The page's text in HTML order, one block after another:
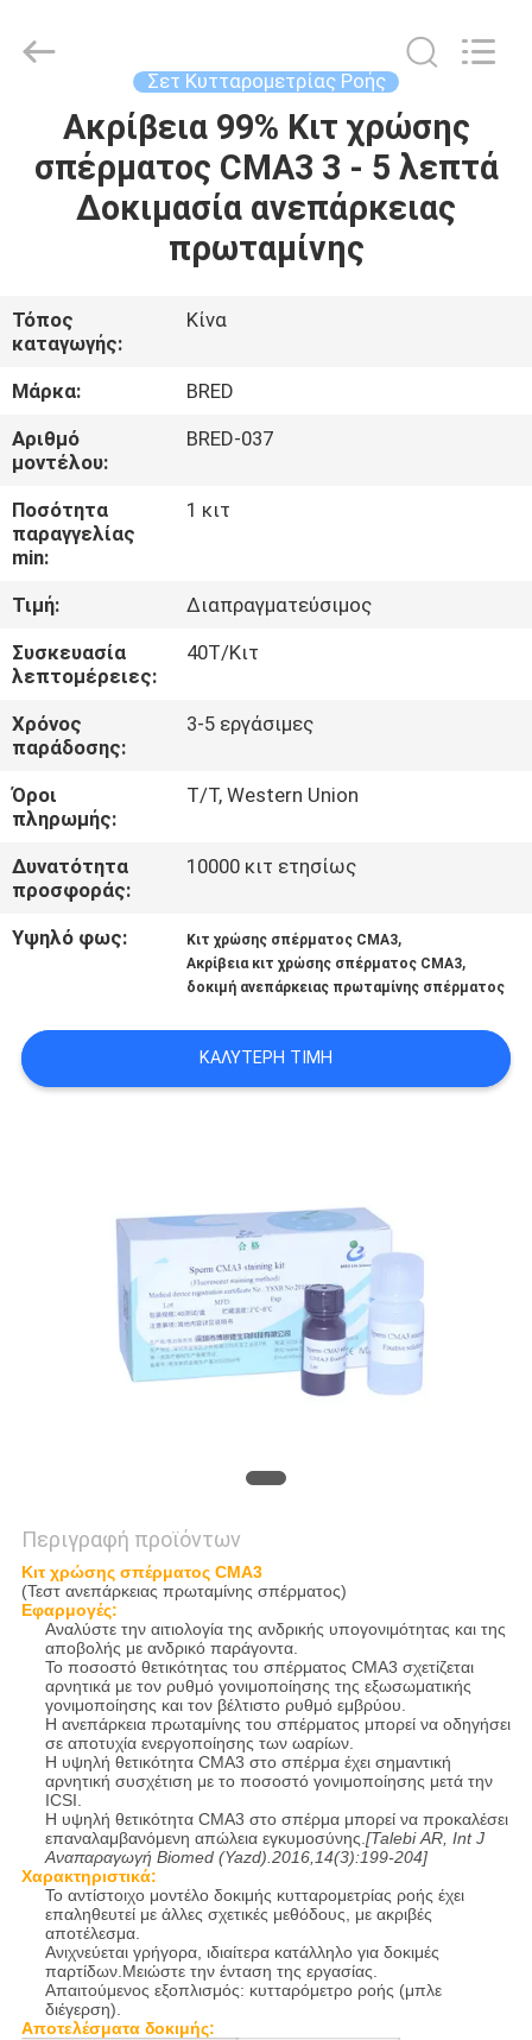
ΣΠΊΤΙ
ΠΡΟΪΌΝΤΑ
ΠΕΡΊΠΟΥ
ΕΜΕΊΣ
ΓΎΡΟΣ
ΕΡΓΟΣΤΑΣΊΩΝ
ΠΟΙΟΤΙΚΌΣ
ΈΛΕΓΧΟΣ
ΕΛΆΤΕ
ΣΕ
ΕΠΑΦΉ
ΜΕ
ΕΙΔΉΣΕΙΣ
ΖΗΤΉΣΤΕ
SITEMAP
PRIVACY
Science
Technology
Σετ Κυτταρομετρίας Ροής
Ακρίβεια 99% Κιτ χρώσης
σπέρματος CMA3 3 - 5 λεπτά
Δοκιμασία ανεπάρκειας
πρωταμίνης
Τόπος
καταγωγής:
Κίνα
Μάρκα:
BRED
Αριθμό
μοντέλου:
BRED-037
Ποσότητα
παραγγελίας
min:
1 κιτ
Τιμή:
Διαπραγματεύσιμος
Συσκευασία
λεπτομέρειες:
40Τ/Κιτ
Χρόνος
παράδοσης:
3-5 εργάσιμες
Όροι
πληρωμής:
T/T, Western Union
Δυνατότητα
προσφοράς:
10000 κιτ ετησίως
Υψηλό φως: Κιτ χρώσης σπέρματος CMA3,
Ακρίβεια κιτ χρώσης σπέρματος CMA3,
δοκιμή ανεπάρκειας πρωταμίνης σπέρματος
ΚΑΛΎΤΕΡΗ ΤΙΜΉ
Περιγραφή προϊόντων
Κιτ χρώσης σπέρματος CMA3
(Τεστ ανεπάρκειας πρωταμίνης σπέρματος)
Εφαρμογές:
Αναλύστε την αιτιολογία της ανδρικής υπογονιμότητας και της
αποβολής με ανδρικό παράγοντα.
Το ποσοστό θετικότητας του σπέρματος CMA3 σχετίζεται
αρνητικά με τον ρυθμό γονιμοποίησης της εξωσωματικής
γονιμοποίησης και τον βέλτιστο ρυθμό εμβρύου.
Η ανεπάρκεια πρωταμίνης του σπέρματος μπορεί να οδηγήσει
σε αποτυχία ενεργοποίησης των ωαρίων.
Η υψηλή θετικότητα CMA3 στο σπέρμα έχει σημαντική
αρνητική συσχέτιση με το ποσοστό γονιμοποίησης μετά την
ICSI.
Η υψηλή θετικότητα CMA3 στο σπέρμα μπορεί να προκαλέσει
επαναλαμβανόμενη απώλεια εγκυμοσύνης.[Talebi AR, Int J
Αναπαραγωγή Biomed (Yazd).2016,14(3):199-204]
Χαρακτηριστικά:
Το αντίστοιχο μοντέλο δοκιμής κυτταρομετρίας ροής έχει
επαληθευτεί με άλλες σχετικές μεθόδους, με ακριβές
αποτέλεσμα.
Ανιχνεύεται γρήγορα, ιδιαίτερα κατάλληλο για δοκιμές
παρτίδων.Μειώστε την ένταση της εργασίας.
Απαιτούμενος εξοπλισμός: κυτταρόμετρο ροής (μπλε
διέγερση).
Αποτελέσματα δοκιμής: